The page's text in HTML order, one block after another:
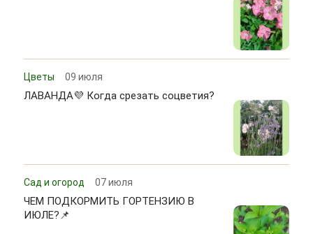
Цветы 09 июля
ЛАВАНДА💜 Когда срезать соцветия?
Сад и огород 07 июля
ЧЕМ ПОДКОРМИТЬ ГОРТЕНЗИЮ В
ИЮЛЕ?📌